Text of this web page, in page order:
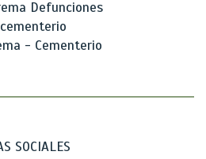
Defunciones
- Cementerio
SOCIALES